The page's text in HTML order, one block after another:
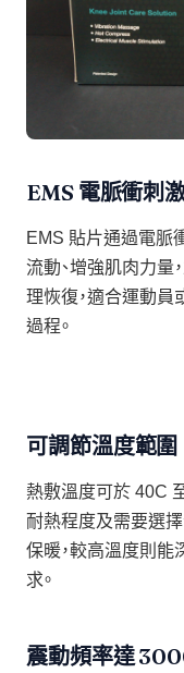
EMS 電脈衝刺
EMS 貼片通過電脈
流動、增強肌肉力量
理恢復，適合運動員
過程。
可調節溫度範圍
熱敷溫度可於 40C
耐熱程度及需要選
保暖，較高溫度則能
求。
震動頻率達